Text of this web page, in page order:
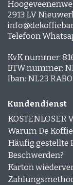
Espresso-rub
Peppermint
Lebkuchen
Zimt Latte
Desserts und
2913 LV
Telefoon
KvK nummer:
BTW nummer:
Iban: NL23
Kundendienst
KOSTENLOSER
Warum De
Häufig gestellte
Beschwerden?
Karton